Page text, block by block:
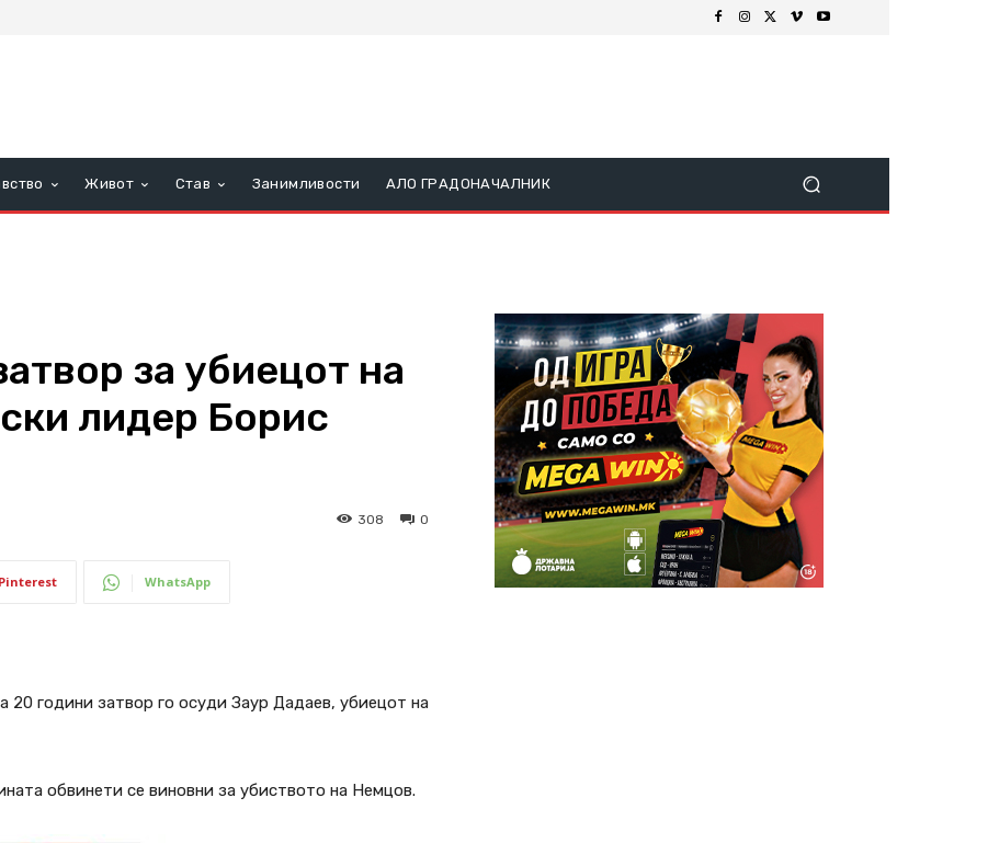
Живот Став Занимливости АЛО ГРАДОНАЧАЛНИК
за убиецот на
лидер Борис
0
308
Pinterest WhatsApp
20 години затвор го осуди Заур Дадаев, убиецот на
обвинети се виновни за убиството на Немцов.